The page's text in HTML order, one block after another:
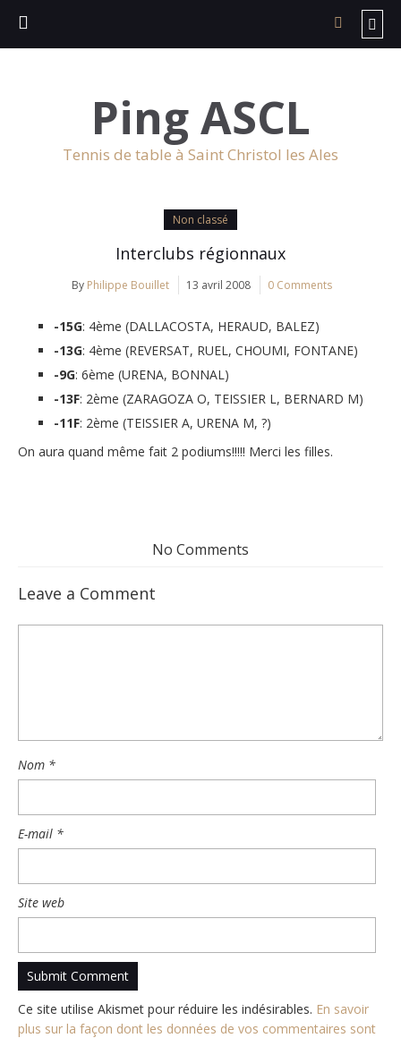
Ping ASCL
Tennis de table à Saint Christol les Ales
Non classé
Interclubs régionnaux
By Philippe Bouillet 13 avril 2008 0 Comments
-15G: 4ème (DALLACOSTA, HERAUD, BALEZ)
-13G: 4ème (REVERSAT, RUEL, CHOUMI, FONTANE)
-9G: 6ème (URENA, BONNAL)
-13F: 2ème (ZARAGOZA O, TEISSIER L, BERNARD M)
-11F: 2ème (TEISSIER A, URENA M, ?)
On aura quand même fait 2 podiums!!!!! Merci les filles.
No Comments
Leave a Comment
Nom *
E-mail *
Site web
Ce site utilise Akismet pour réduire les indésirables. En savoir
plus sur la façon dont les données de vos commentaires sont